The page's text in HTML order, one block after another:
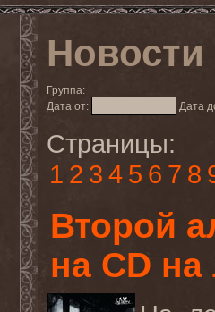
Новости
Группа:
Дата от:
Дата
Страницы:
1 2 3 4 5 6 7 8
Второй
на CD